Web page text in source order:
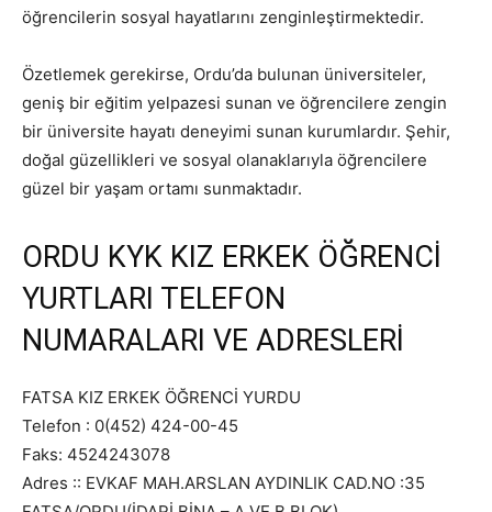
öğrencilerin sosyal hayatlarını zenginleştirmektedir.
Özetlemek gerekirse, Ordu’da bulunan üniversiteler,
geniş bir eğitim yelpazesi sunan ve öğrencilere zengin
bir üniversite hayatı deneyimi sunan kurumlardır. Şehir,
doğal güzellikleri ve sosyal olanaklarıyla öğrencilere
güzel bir yaşam ortamı sunmaktadır.
ORDU KYK KIZ ERKEK ÖĞRENCİ
YURTLARI TELEFON
NUMARALARI VE ADRESLERİ
FATSA KIZ ERKEK ÖĞRENCİ YURDU
Telefon : 0(452) 424-00-45
Faks: 4524243078
Adres :: EVKAF MAH.ARSLAN AYDINLIK CAD.NO :35